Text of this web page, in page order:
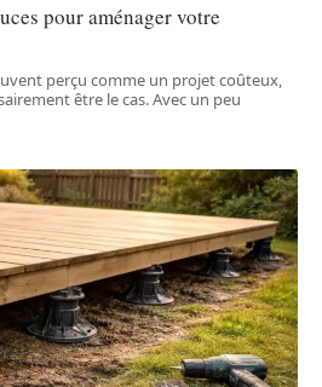
pour aménager votre
perçu comme un projet coûteux,
être le cas. Avec un peu